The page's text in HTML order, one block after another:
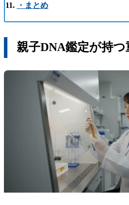
・まとめ
親子DNA鑑定が持